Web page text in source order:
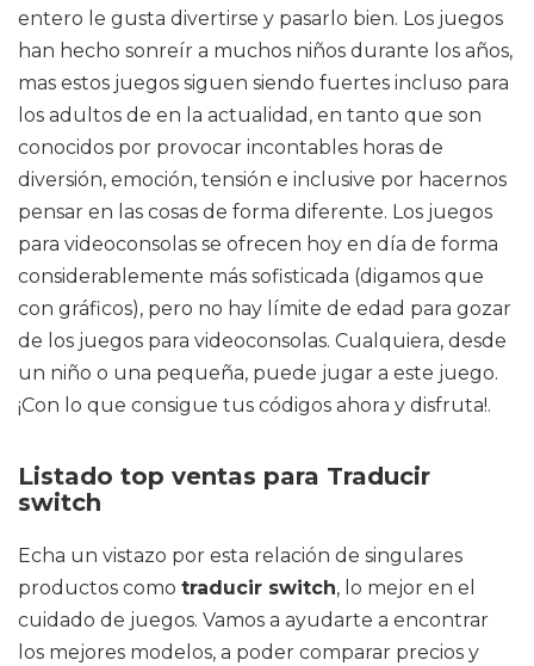
entero le gusta divertirse y pasarlo bien. Los juegos
han hecho sonreír a muchos niños durante los años,
mas estos juegos siguen siendo fuertes incluso para
los adultos de en la actualidad, en tanto que son
conocidos por provocar incontables horas de
diversión, emoción, tensión e inclusive por hacernos
pensar en las cosas de forma diferente. Los juegos
para videoconsolas se ofrecen hoy en día de forma
considerablemente más sofisticada (digamos que
con gráficos), pero no hay límite de edad para gozar
de los juegos para videoconsolas. Cualquiera, desde
un niño o una pequeña, puede jugar a este juego.
¡Con lo que consigue tus códigos ahora y disfruta!.
Listado top ventas para Traducir
switch
Echa un vistazo por esta relación de singulares
productos como traducir switch, lo mejor en el
cuidado de juegos. Vamos a ayudarte a encontrar
los mejores modelos, a poder comparar precios y